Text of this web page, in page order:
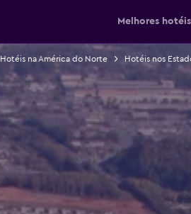
Melhores hotéis
Hotéis na América do Norte Hotéis nos